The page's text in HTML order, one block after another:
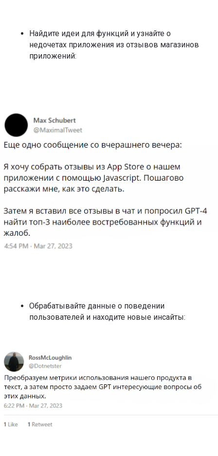
Найдите идеи для функций и узнайте о
недочетах приложения из отзывов магазинов
приложений:
Обрабатывайте данные о поведении
пользователей и находите новые инсайты:
«Полное погружение
в продакт-менеджмент»
Систематизируйте знания, получите реальный рост
бизнес-метрик, проработайте или создайте свой
продукт прямо на курсе за 3 месяца